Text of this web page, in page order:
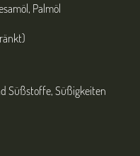
Palmöl
Süßstoffe, Süßigkeiten